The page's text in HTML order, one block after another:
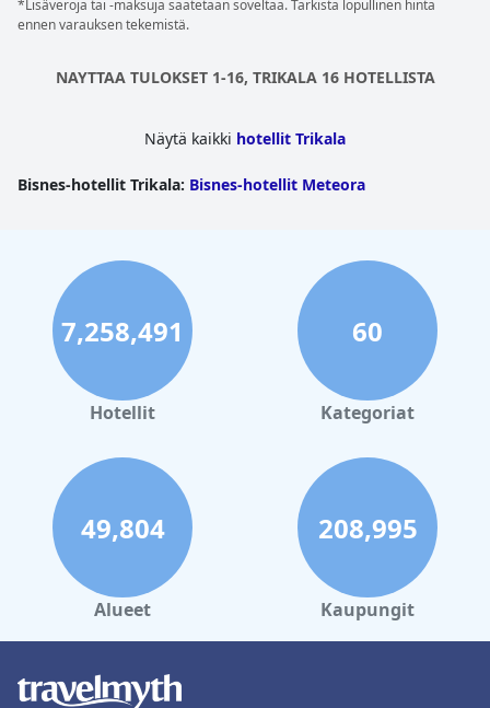
*Lisäveroja tai -maksuja saatetaan soveltaa. Tarkista lopullinen hinta
ennen varauksen tekemistä.
NAYTTAA TULOKSET 1-16, TRIKALA 16 HOTELLISTA
Näytä kaikki hotellit Trikala
Bisnes-hotellit Trikala: Bisnes-hotellit Meteora
7,258,491
Hotellit
60
Kategoriat
49,804
Alueet
208,995
Kaupungit